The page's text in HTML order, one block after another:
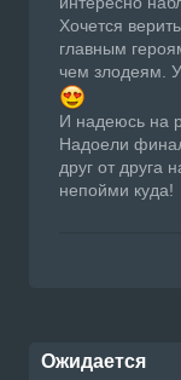
Хочется
главным
чем злодеям.
И надеюсь на
Надоели
друг от друга
непойми куда!
Ожидается